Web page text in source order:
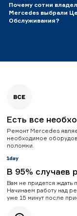
Почему сотни
Mercedes выбрали
Обслуживания?
Есть все
Ремонт Mercedes
необходимое
поломки.
В 95% случаев
Вам не придется ждать
Начинаем работу над
уже 15 минут после